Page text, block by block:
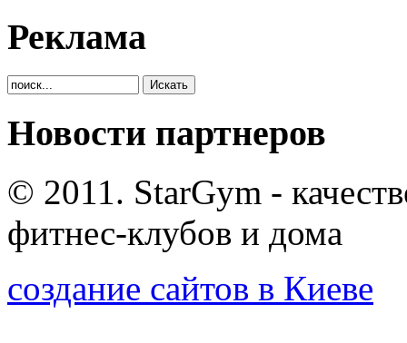
Реклама
Новости партнеров
© 2011. StarGym -
фитнес-клубов и дома
создание сайтов в Киеве